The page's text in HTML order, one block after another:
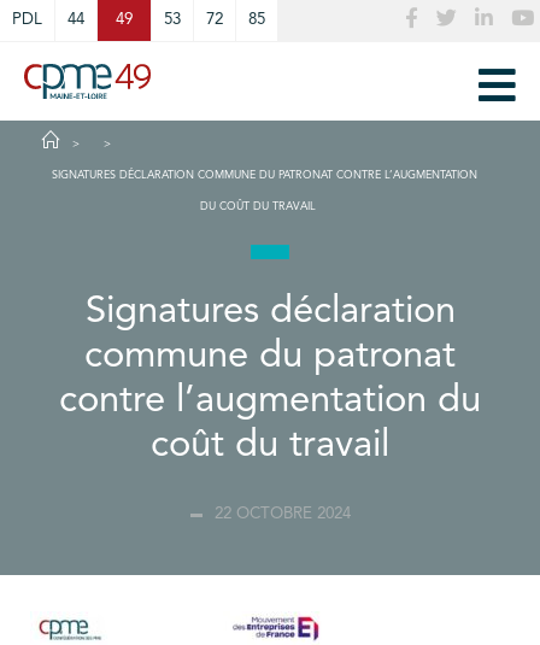
PDL 44 49 53 72 85
SIGNATURES DÉCLARATION COMMUNE DU PATRONAT CONTRE L’AUGMENTATION
DU COÛT DU TRAVAIL
Signatures déclaration
commune du patronat
contre l’augmentation du
coût du travail
22 OCTOBRE 2024
Cookies management panel